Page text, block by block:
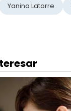
Yanina Latorre